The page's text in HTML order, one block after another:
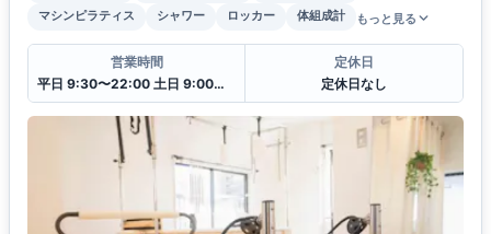
マシンピラティス
シャワー ロッカー 体組成計 もっと見る
営業時間
平日 9:30〜22:00 土日 9:00〜19:00
定休日
定休日なし